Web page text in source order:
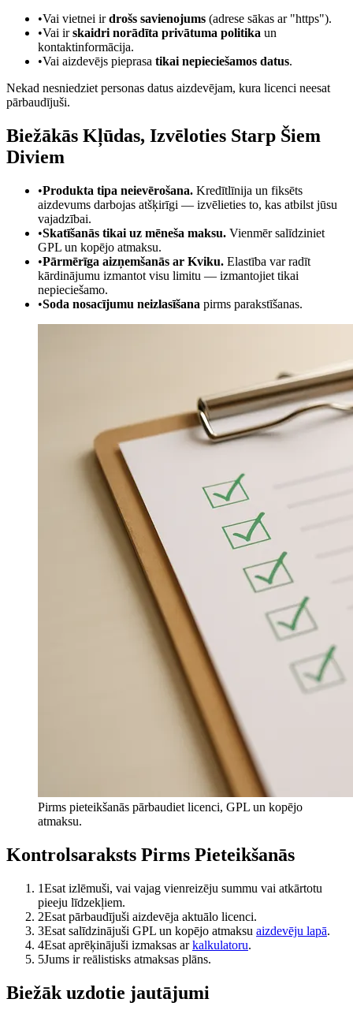
•Vai vietnei irdrošs savienojums (adrese sākas ar "https").
•Vai irskaidri norādīta privātuma politika un
kontaktinformācija.
•Vai aizdevējs pieprasa tikai nepieciešamos datus.
Nekad nesniedziet personas datus aizdevējam, kura licenci neesat
pārbaudījuši.
Biežākās Kļūdas, Izvēloties Starp Šiem
Diviem
•Produkta tipa neievērošana. Kredītlīnija un fiksēts
aizdevums darbojas atšķirīgi — izvēlieties to, kas atbilst jūsu
vajadzībai.
•Skatīšanās tikai uz mēneša maksu. Vienmēr salīdziniet
GPL un kopējo atmaksu.
•Pārmērīga aizņemšanās ar Kviku. Elastība var radīt
kārdinājumu izmantot visu limitu — izmantojiet tikai
nepieciešamo.
•Soda nosacījumu neizlasīšana pirms parakstīšanas.
Pirms pieteikšanās pārbaudiet licenci, GPL un kopējo
atmaksu.
Kontrolsaraksts Pirms Pieteikšanās
1Esat izlēmuši, vai vajag vienreizēju summu vai atkārtotu
pieeju līdzekļiem.
2Esat pārbaudījuši aizdevēja aktuālo licenci.
3Esat salīdzinājuši GPL un kopējo atmaksu aizdevēju lapā.
4Esat aprēķinājuši izmaksas arkalkulatoru.
5Jums ir reālistisks atmaksas plāns.
Biežāk uzdotie jautājumi